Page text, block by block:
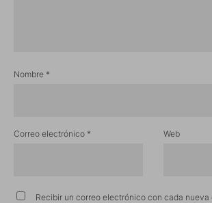
Nombre *
Correo electrónico * Web
Recibir un correo electrónico con cada nueva